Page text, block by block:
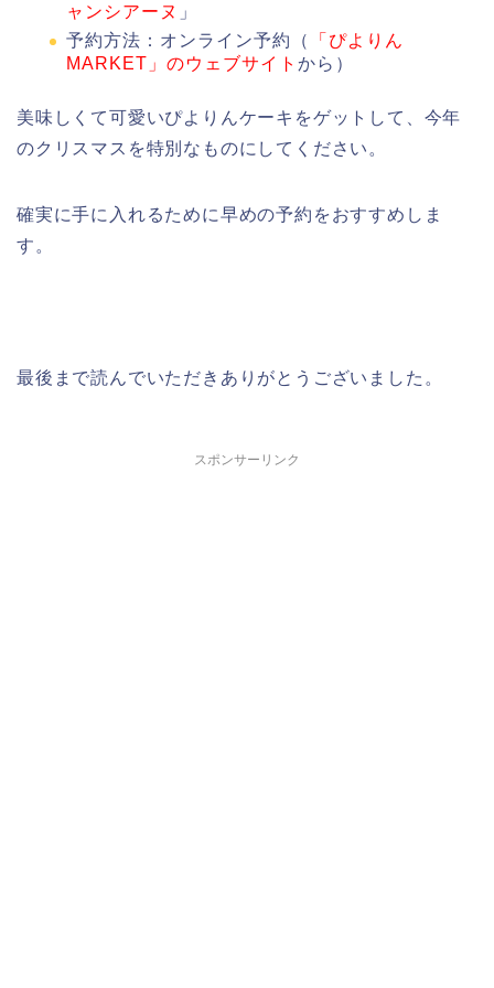
ャンシアーヌ 」
予約方法：オンライン予約（
「ぴよりん
MARKET」のウェブサイト から）
美味しくて可愛いぴよりんケーキをゲットして、今年
のクリスマスを特別なものにしてください。
確実に手に入れるために早めの予約をおすすめしま
す。
最後まで読んでいただきありがとうございました。
スポンサーリンク